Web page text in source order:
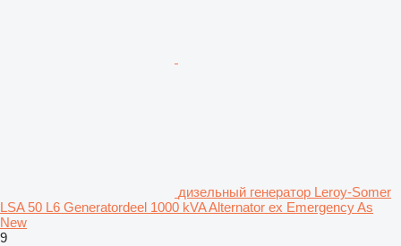
дизельный генератор Leroy-Somer
LSA 50 L6 Generatordeel 1000 kVA Alternator ex Emergency As
New
9